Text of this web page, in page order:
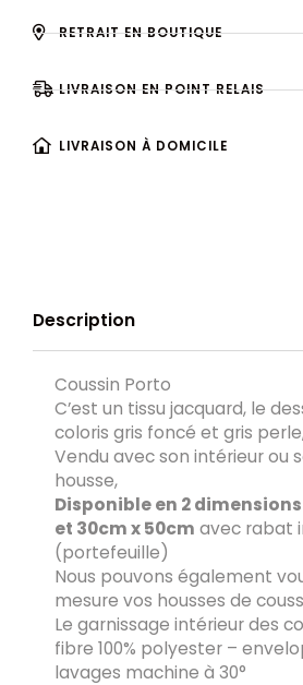
RETRAIT EN BOUTIQUE
LIVRAISON EN POINT RELAIS
LIVRAISON À DOMICILE
Description
Coussin Porto
C’est un tissu jacquard, le
coloris gris foncé et gris
Vendu avec son intérieur ou
housse,
Disponible en 2
et 30cm x 50cm avec rabat
(portefeuille)
Nous pouvons également
mesure vos housses de
Le garnissage intérieur des
fibre 100% polyester –
lavages machine à 30°